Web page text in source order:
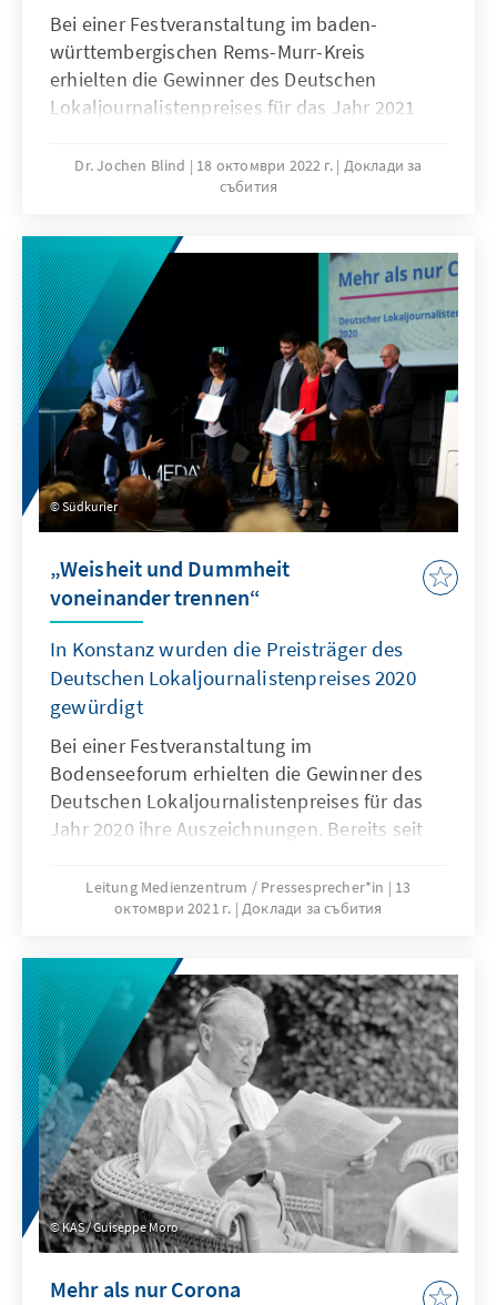
Bei einer Festveranstaltung im baden-
württembergischen Rems-Murr-Kreis
erhielten die Gewinner des Deutschen
Lokaljournalistenpreises für das Jahr 2021
Stiftung würdigt bereits seit 1980 alljährlich
Journalistinnen und Journalisten sowie
Berichterstattung Herausragendes geleistet
haben.
Dr. Jochen Blind 18 октомври 2022 г. Доклади за
събития
Südkurier
„Weisheit und Dummheit
voneinander trennen“
In Konstanz wurden die Preisträger des
Deutschen Lokaljournalistenpreises 2020
gewürdigt
Bei einer Festveranstaltung im
Bodenseeforum erhielten die Gewinner des
Deutschen Lokaljournalistenpreises für das
Jahr 2020 ihre Auszeichnungen. Bereits seit
Stiftung alljährlich Journalistinnen und
Journalisten sowie Redaktionen gewürdigt,
verdient gemacht haben.
Leitung Medienzentrum / Pressesprecher*in
13
октомври 2021 г.
Доклади за събития
KAS / Guiseppe Moro
Mehr als nur Corona